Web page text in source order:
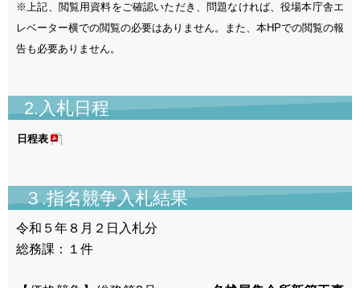
※上記、閲覧用資料をご確認いただき、問題なければ、役場本庁舎エ
レベーター横での閲覧の必要はありません。また、本HPでの閲覧の報
告も必要ありません。
2.入札日程
日程表
３.指名競争入札結果
令和５年８月２日入札分
総務課：１件